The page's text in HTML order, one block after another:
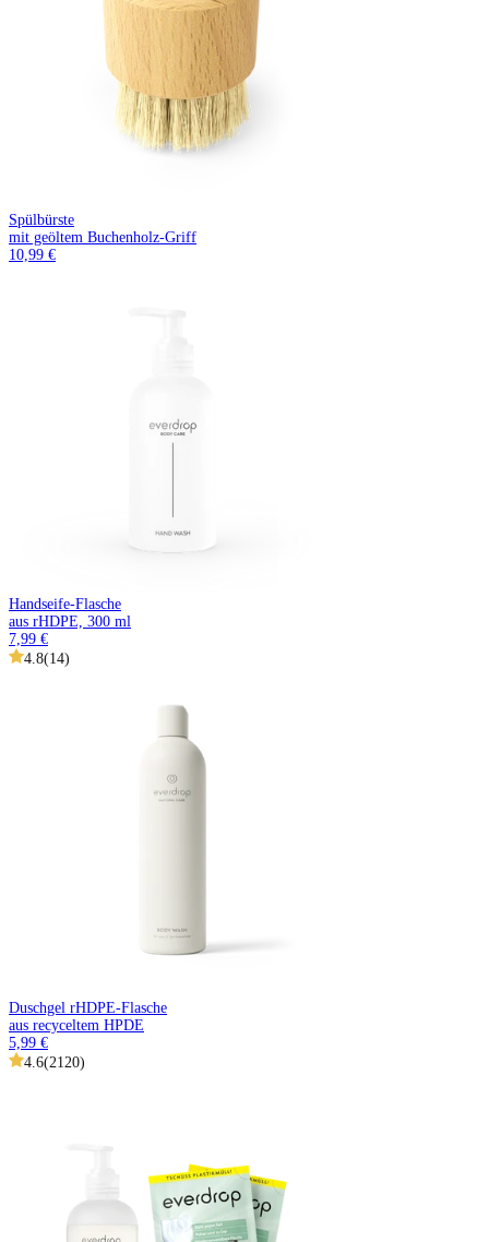
Spülbürste
mit geöltem Buchenholz-Griff
10,99 €
Handseife-Flasche
aus rHDPE, 300 ml
7,99 €
4.8(14)
Duschgel rHDPE-Flasche
aus recyceltem HPDE
5,99 €
4.6(2120)